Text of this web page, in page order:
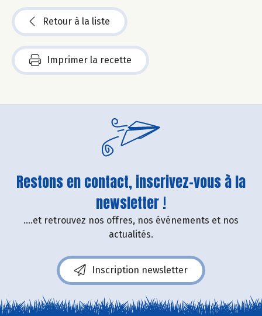
Retour à la liste
Imprimer la recette
Restons en contact, inscrivez-vous à la
newsletter !
....et retrouvez nos offres, nos événements et nos
actualités.
Inscription newsletter